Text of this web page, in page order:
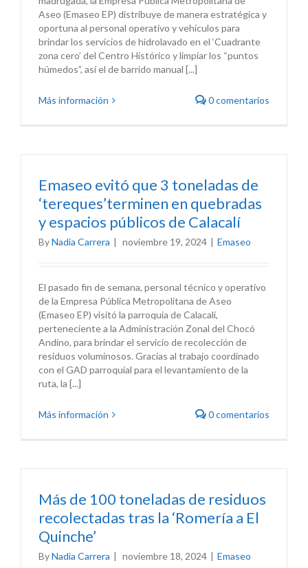
Aseo (Emaseo EP) distribuye de manera estratégica y
oportuna al personal operativo y vehículos para
brindar los servicios de hidrolavado en el ‘Cuadrante
zona cero’ del Centro Histórico y limpiar los “puntos
húmedos”, así el de barrido manual [...]
Más información 0 comentarios
Emaseo evitó que 3 toneladas de
‘tereques’terminen en quebradas
y espacios públicos de Calacalí
ByNadia Carrera | noviembre 19, 2024 | Emaseo
El pasado fin de semana, personal técnico y operativo
de la Empresa Pública Metropolitana de Aseo
(Emaseo EP) visitó la parroquia de Calacalí,
perteneciente a la Administración Zonal del Chocó
Andino, para brindar el servicio de recolección de
residuos voluminosos. Gracias al trabajo coordinado
con el GAD parroquial para el levantamiento de la
ruta, la [...]
Más información 0 comentarios
Más de 100 toneladas de residuos
recolectadas tras la ‘Romería a El
Quinche’
ByNadia Carrera | noviembre 18, 2024 | Emaseo